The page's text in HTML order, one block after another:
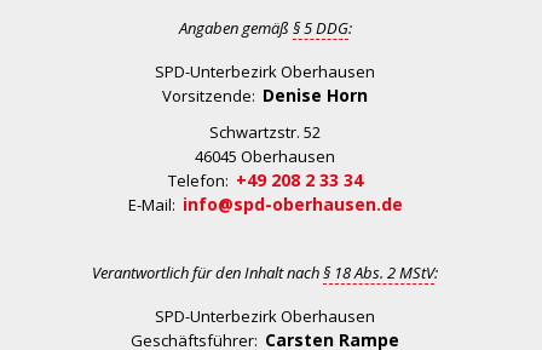
Angaben gemäß § 5 DDG:
SPD-Unterbezirk Oberhausen
Vorsitzende: Denise Horn
Schwartzstr. 52
46045 Oberhausen
Telefon: +49 208 2 33 34
E-Mail: info@spd-oberhausen.de
Verantwortlich für den Inhalt nach§ 18 Abs. 2 MStV:
SPD-Unterbezirk Oberhausen
Geschäftsführer: Carsten Rampe